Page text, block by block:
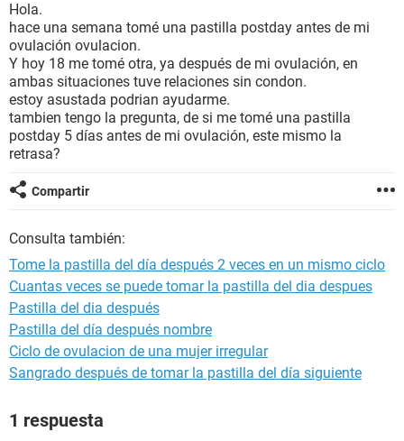
SEXUALIDAD
GLOSARIO
Hola.
hace una semana tomé una pastilla postday antes de mi
ovulación ovulacion.
Y hoy 18 me tomé otra, ya después de mi ovulación, en
ambas situaciones tuve relaciones sin condon.
estoy asustada podrian ayudarme.
tambien tengo la pregunta, de si me tomé una pastilla
postday 5 días antes de mi ovulación, este mismo la
retrasa?
Compartir
Consulta también:
Tome la pastilla del día después 2 veces en un mismo ciclo
Cuantas veces se puede tomar la pastilla del dia despues
Pastilla del dia después
Pastilla del día después nombre
Ciclo de ovulacion de una mujer irregular
Sangrado después de tomar la pastilla del día siguiente
1 respuesta